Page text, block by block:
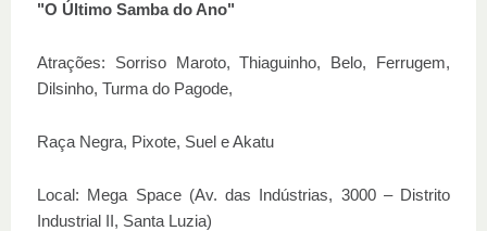
"O Último Samba do Ano"
Atrações: Sorriso Maroto, Thiaguinho, Belo, Ferrugem,
Dilsinho, Turma do Pagode,
Raça Negra, Pixote, Suel e Akatu
Local: Mega Space (Av. das Indústrias, 3000 – Distrito
Industrial II, Santa Luzia)